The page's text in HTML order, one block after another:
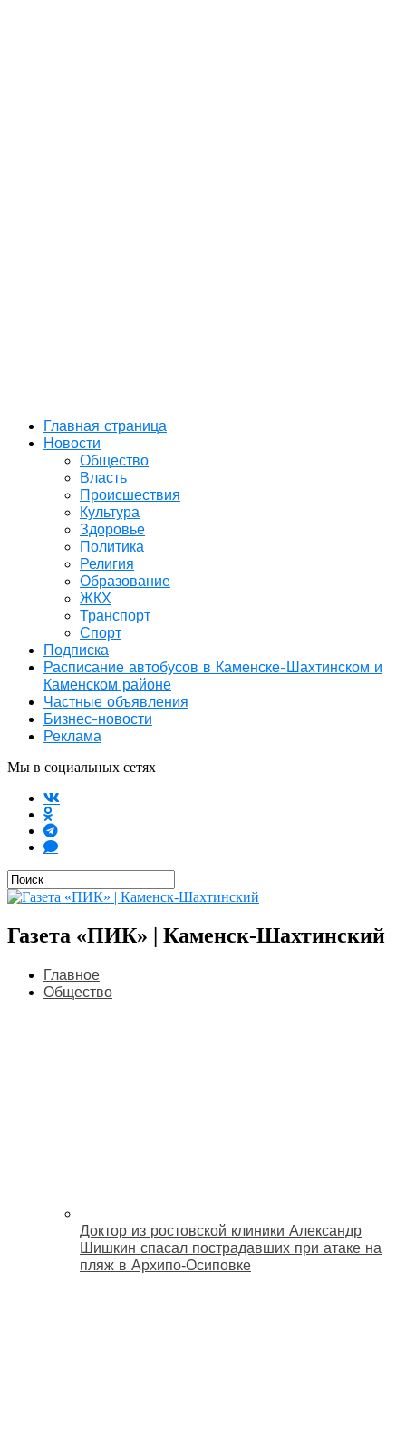
Главная страница
Новости
Общество
Власть
Происшествия
Культура
Здоровье
Политика
Религия
Образование
ЖКХ
Транспорт
Спорт
Подписка
Расписание автобусов в Каменске-Шахтинском и
Каменском районе
Частные объявления
Бизнес-новости
Реклама
Мы в социальных сетях
Газета «ПИК» | Каменск-Шахтинский
Главное
Общество
Доктор из ростовской клиники Александр
Шишкин спасал пострадавших при атаке на
пляж в Архипо‑Осиповке